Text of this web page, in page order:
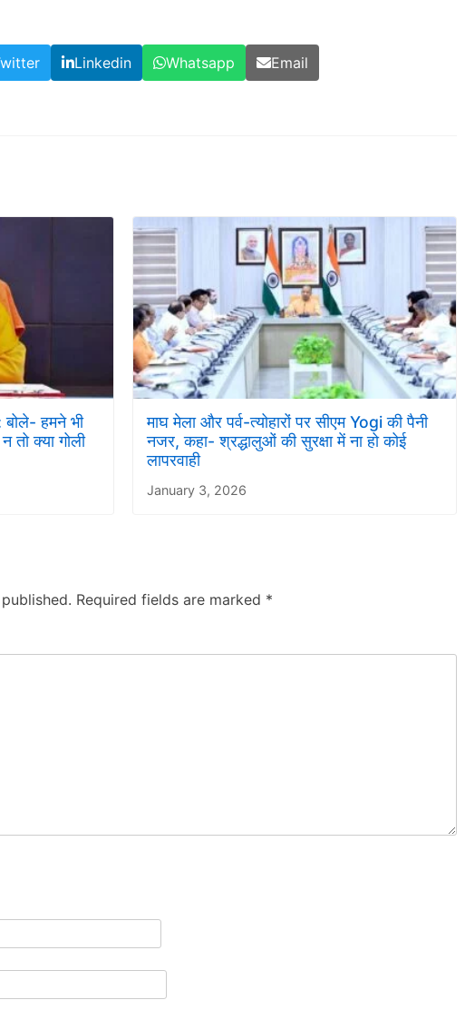
Linkedin Whatsapp Email
बोले- हमने भी
तो क्या गोली
माघ मेला और पर्व-त्योहारों पर सीएम Yogi की पैनी
नजर, कहा- श्रद्धालुओं की सुरक्षा में ना हो कोई
लापरवाही
January 3, 2026
Required fields are marked *